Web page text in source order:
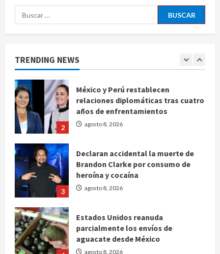
Buscar:
TRENDING NEWS
1
EE. UU. reconoce apoyo de
Sheinbaum contra el narco pero
2
México y Perú restablecen
relaciones diplomáticas tras cuatro
años de enfrentamientos
agosto 8, 2026
3
Declaran accidental la muerte de
Brandon Clarke por consumo de
heroína y cocaína
agosto 8, 2026
Estados Unidos reanuda
parcialmente los envíos de
aguacate desde México
agosto 8, 2026